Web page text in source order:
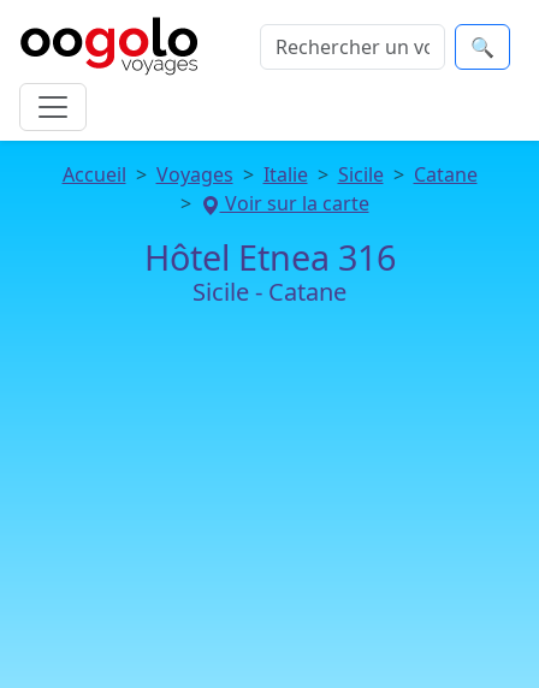
🔍
Accueil Voyages Italie Sicile
Catane
Voir sur la carte
Hôtel Etnea 316
Sicile - Catane